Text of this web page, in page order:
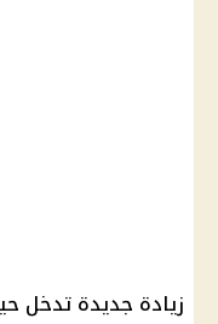
زيادة جديدة تدخل